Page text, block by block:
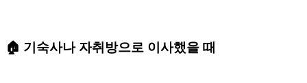
🏠 기숙사나 자취방으로 이사했을 때